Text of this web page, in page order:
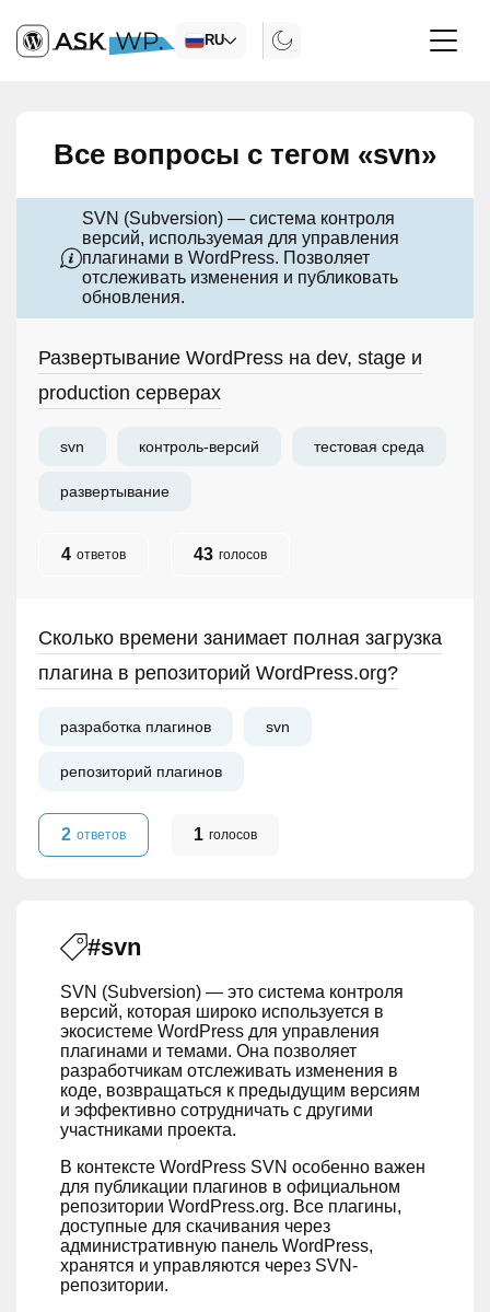
RU
Все вопросы с тегом «svn»
SVN (Subversion) — система контроля
версий, используемая для управления
плагинами в WordPress. Позволяет
отслеживать изменения и публиковать
обновления.
Развертывание WordPress на dev, stage и
production серверах
svn контроль-версий тестовая среда
развертывание
4 ответов 43 голосов
Сколько времени занимает полная загрузка
плагина в репозиторий WordPress.org?
разработка плагинов svn
репозиторий плагинов
2 ответов 1 голосов
#svn
SVN (Subversion) — это система контроля
версий, которая широко используется в
экосистеме WordPress для управления
плагинами и темами. Она позволяет
разработчикам отслеживать изменения в
коде, возвращаться к предыдущим версиям
и эффективно сотрудничать с другими
участниками проекта.
В контексте WordPress SVN особенно важен
для публикации плагинов в официальном
репозитории WordPress.org. Все плагины,
доступные для скачивания через
административную панель WordPress,
хранятся и управляются через SVN-
репозитории.